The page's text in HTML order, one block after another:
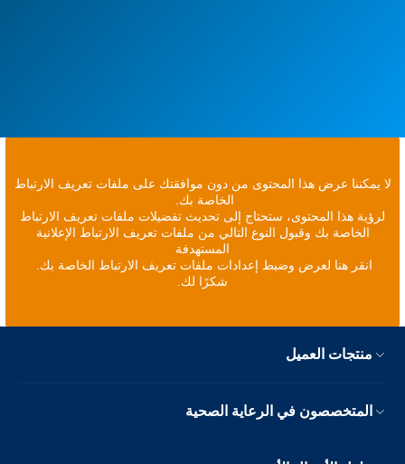
لا يمكننا عرض هذا المحتوى من دون موافقتك على ملفات تعريف الارتباط
الخاصة بك.
لرؤية هذا المحتوى، ستحتاج إلى تحديث تفضيلات ملفات تعريف الارتباط
الخاصة بك وقبول النوع التالي من ملفات تعريف الارتباط الإعلانية
المستهدفة
انقر هنا لعرض وضبط إعدادات ملفات تعريف الارتباط الخاصة بك.
شكرًا لك.
منتجات العميل
المتخصصون في الرعاية الصحية